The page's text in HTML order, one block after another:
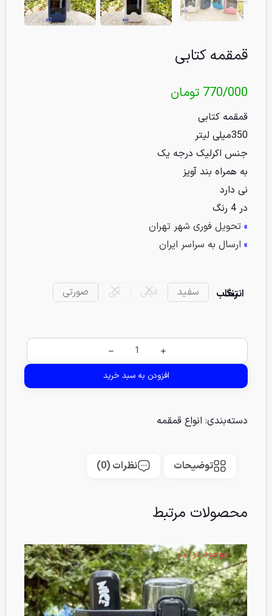
قمقمه کتابی
770/000 تومان
قمقمه کتابی
350میلی لیتر
جنس اکرلیک درجه یک
به همراه بند آویز
نی دارد
در 4 رنگ
» تحویل فوری شهر تهران
» ارسال به سراسر ایران
انتخاب رنگ سفید فیلی آبی صورتی
افزودن به سبد خرید
دسته‌بندی: انواع قمقمه
توضیحات نظرات (0)
محصولات مرتبط
موجود در انبار